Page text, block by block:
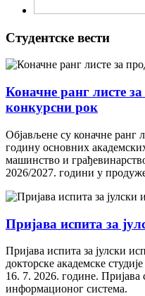
Студентске вести
Коначне ранг листе
конкурсни рок
Објављене су коначне ранг
годину основних
машинство и
2026/2027. години у
Пријава испита за
Пријава испита за јулски
докторске академске
16. 7. 2026. године. Пријава
информационог система.